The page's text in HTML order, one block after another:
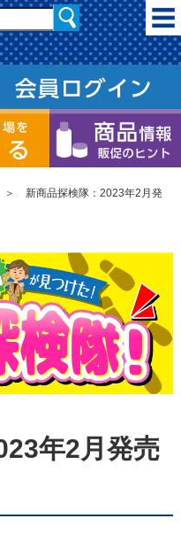
＞ 新商品探検隊：2023年2月発
年2月発売